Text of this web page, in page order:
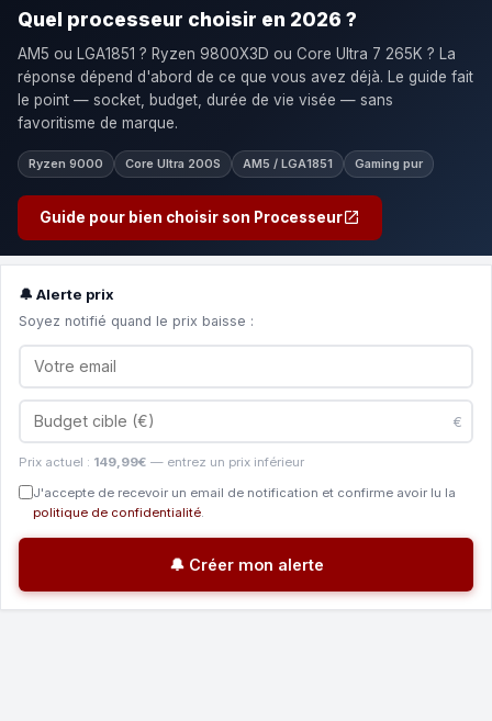
Quel processeur choisir en 2026 ?
AM5 ou LGA1851 ? Ryzen 9800X3D ou Core Ultra 7 265K ? La
réponse dépend d'abord de ce que vous avez déjà. Le guide fait
le point — socket, budget, durée de vie visée — sans
favoritisme de marque.
Ryzen 9000 Core Ultra 200S AM5 / LGA1851 Gaming pur
Guide pour bien choisir son Processeur
🔔 Alerte prix
Soyez notifié quand le prix baisse :
€
Prix actuel : 149,99€ — entrez un prix inférieur
J'accepte de recevoir un email de notification et confirme avoir lu la
politique de confidentialité.
🔔 Créer mon alerte